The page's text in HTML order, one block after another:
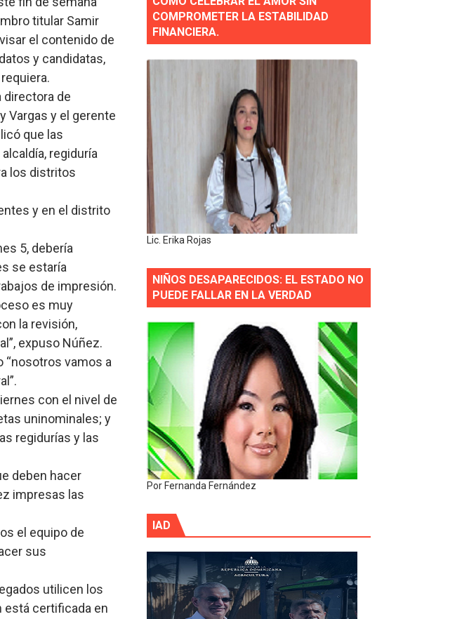
destempladas sobre Presa de Guaiguí: "Es ignorancia supina"
dominicana
titular Samir
el contenido de
y candidatas,
directora de
Vargas y el gerente
que las
regiduría
los distritos
y en el distrito
5, debería
se estaría
de impresión.
es muy
la revisión,
expuso Núñez.
“nosotros vamos a
con el nivel de
uninominales; y
regidurías y las
deben hacer
impresas las
el equipo de
sus
utilicen los
está certificada en
COMPROMETER LA ESTABILIDAD
FINANCIERA.
Lic. Erika Rojas
NIÑOS DESAPARECIDOS: EL ESTADO NO
PUEDE FALLAR EN LA VERDAD
Por Fernanda Fernández
IAD